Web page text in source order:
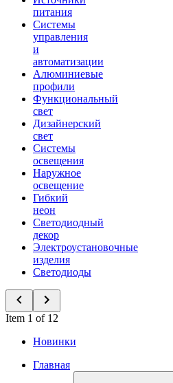
питания
Системы
управления
и
автоматизации
Алюминиевые
профили
Функциональный
свет
Дизайнерский
свет
Системы
освещения
Наружное
освещение
Гибкий
неон
Светодиодный
декор
Электроустановочные
изделия
Светодиоды
Item 1 of 12
Новинки
Главная